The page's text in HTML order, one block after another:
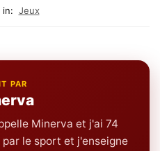
in: Jeux
PAR
Minerva et j'ai 74
le sport et j'enseigne